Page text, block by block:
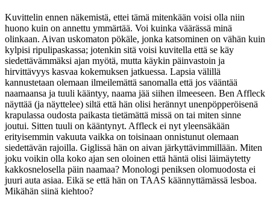
Kuvittelin ennen näkemistä, ettei tämä mitenkään voisi olla niin
huono kuin on annettu ymmärtää. Voi kuinka väärässä minä
olinkaan. Aivan uskomaton pökäle, jonka katsominen on vähän kuin
kylpisi ripulipaskassa; jotenkin sitä voisi kuvitella että se käy
siedettävämmäksi ajan myötä, mutta käykin päinvastoin ja
hirvittävyys kasvaa kokemuksen jatkuessa. Lapsia välillä
kannustetaan olemaan ilmeilemättä sanomalla että jos vääntää
naamaansa ja tuuli kääntyy, naama jää siihen ilmeeseen. Ben Affleck
näyttää (ja näyttelee) siltä että hän olisi herännyt unenpöpperöisenä
krapulassa oudosta paikasta tietämättä missä on tai miten sinne
joutui. Sitten tuuli on kääntynyt. Affleck ei nyt yleensäkään
erityisemmin vakuuta vaikka on toisinaan onnistunut olemaan
siedettävän rajoilla. Giglissä hän on aivan järkyttävimmillään. Miten
joku voikin olla koko ajan sen oloinen että häntä olisi läimäytetty
kakkosnelosella päin naamaa? Monologi peniksen olomuodosta ei
juuri auta asiaa. Eikä se että hän on TAAS käännyttämässä lesboa.
Mikähän siinä kiehtoo?